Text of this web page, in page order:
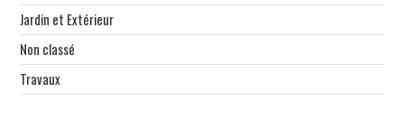
Jardin et Extérieur
Non classé
Travaux